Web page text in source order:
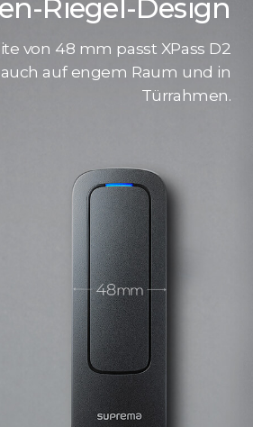
Riegel-Design
von 48 mm passt XPass D2
auf engem Raum und in
Türrahmen.